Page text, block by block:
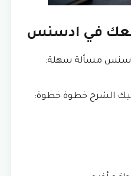
في ادسنس
ادسنس مسألة سهلة:
الشرح خطوة خطوة: